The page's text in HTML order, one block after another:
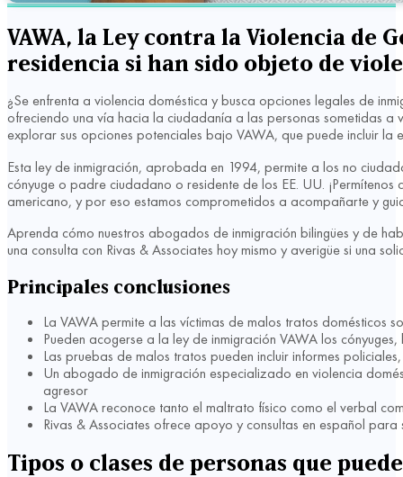
VAWA, la Ley contra la Violencia de
residencia si han sido objeto de
¿Se enfrenta a violencia doméstica y busca opciones legales de
ofreciendo una vía hacia la ciudadanía a las personas sometidas a
explorar sus opciones potenciales bajo VAWA, que puede incluir
Esta ley de inmigración, aprobada en 1994, permite a los no
cónyuge o padre ciudadano o residente de los EE. UU.
americano, y por eso estamos comprometidos a acompañarte y
Aprenda cómo nuestros abogados de inmigración bilingües y de
una consulta con Rivas & Associates hoy mismo y averigüe si una
Principales conclusiones
La VAWA permite a las víctimas de malos tratos domésticos
Pueden acogerse a la ley de inmigración VAWA los
Las pruebas de malos tratos pueden incluir informes
Un abogado de inmigración especializado en violencia
agresor
La VAWA reconoce tanto el maltrato físico como el verbal
Rivas & Associates ofrece apoyo y consultas en español para
Tipos o clases de personas que